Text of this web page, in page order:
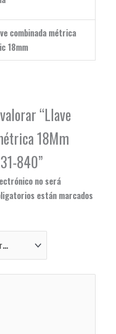
combinada métrica
18mm
“Llave
18Mm
840”
no será
están marcados